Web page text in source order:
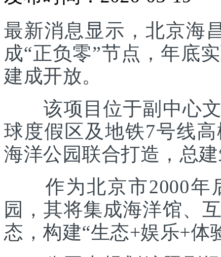
最新消息显示，北京海
成“正负零”节点，年底
建成开放。
该项目位于副中心文
球度假区及地铁7号线
海洋公园联合打造，总
作为北京市2000年
园，其将集成海洋馆、
态，构建“生态+娱乐+体